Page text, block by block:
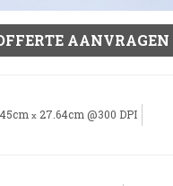
AANVRAGEN
x 27.64cm @300 DPI